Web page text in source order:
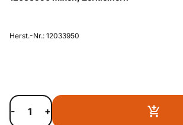
Herst.-Nr.: 12033950
- +